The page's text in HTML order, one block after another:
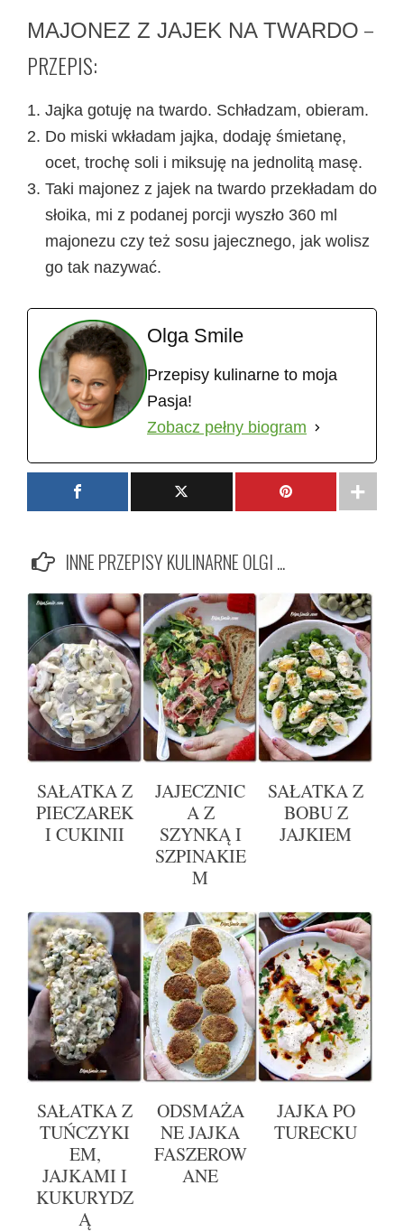
MAJONEZ Z JAJEK NA TWARDO –
PRZEPIS:
Jajka gotuję na twardo. Schładzam, obieram.
Do miski wkładam jajka, dodaję śmietanę,
ocet, trochę soli i miksuję na jednolitą masę.
Taki majonez z jajek na twardo przekładam do
słoika, mi z podanej porcji wyszło 360 ml
majonezu czy też sosu jajecznego, jak wolisz
go tak nazywać.
Olga Smile
Przepisy kulinarne to moja
Pasja!
Zobacz pełny biogram
INNE PRZEPISY KULINARNE OLGI ...
SAŁATKA Z
PIECZAREK
I CUKINII
JAJECZNIC
A Z
SZYNKĄ I
SZPINAKIE
M
SAŁATKA Z
BOBU Z
JAJKIEM
SAŁATKA Z
TUŃCZYKI
EM,
JAJKAMI I
KUKURYDZ
Ą
ODSMAŻA
NE JAJKA
FASZEROW
ANE
JAJKA PO
TURECKU